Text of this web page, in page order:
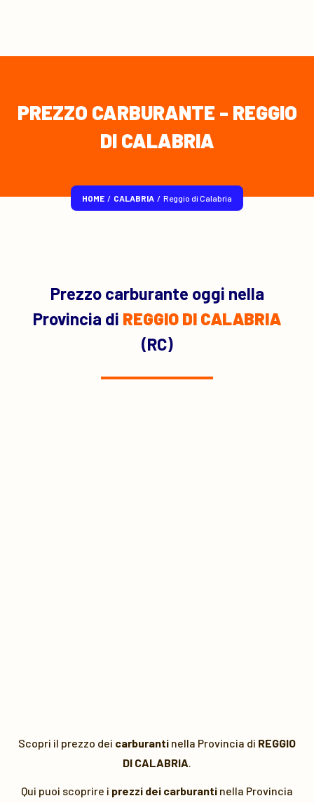
PREZZO CARBURANTE - REGGIO
DI CALABRIA
HOME / CALABRIA / Reggio di Calabria
Prezzo carburante oggi nella
Provincia di REGGIO DI CALABRIA
(RC)
Scopri il prezzo dei carburanti nella Provincia di REGGIO
DI CALABRIA.
Qui puoi scoprire i prezzi dei carburanti nella Provincia